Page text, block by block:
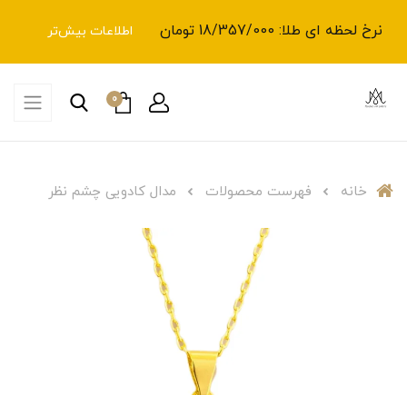
نرخ لحظه ای طلا: 18/357/000 تومان اطلاعات بیش‌تر
0
خانه فهرست محصولات مدال کادویی چشم نظر